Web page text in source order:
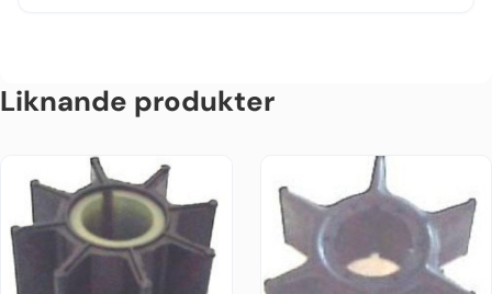
Liknande produkter